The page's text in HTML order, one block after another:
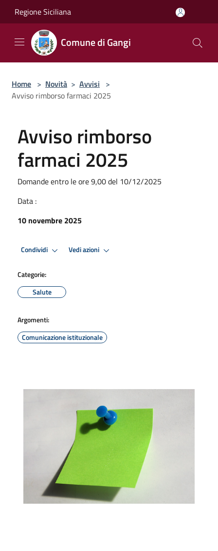
Regione Siciliana
Comune di Gangi
Home > Novità > Avvisi >
Avviso rimborso farmaci 2025
Avviso rimborso
farmaci 2025
Domande entro le ore 9,00 del 10/12/2025
Data :
10 novembre 2025
Condividi Vedi azioni
Categorie:
Salute
Argomenti:
Comunicazione istituzionale